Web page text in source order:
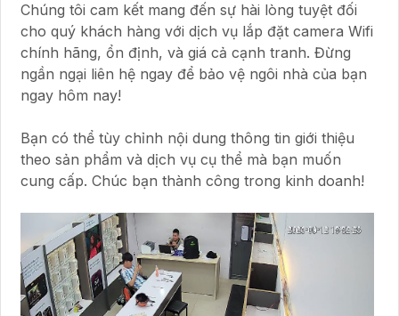
Chúng tôi cam kết mang đến sự hài lòng tuyệt đối
cho quý khách hàng với dịch vụ lắp đặt camera Wifi
chính hãng, ổn định, và giá cả cạnh tranh. Đừng
ngần ngại liên hệ ngay để bảo vệ ngôi nhà của bạn
ngay hôm nay!
Bạn có thể tùy chỉnh nội dung thông tin giới thiệu
theo sản phẩm và dịch vụ cụ thể mà bạn muốn
cung cấp. Chúc bạn thành công trong kinh doanh!